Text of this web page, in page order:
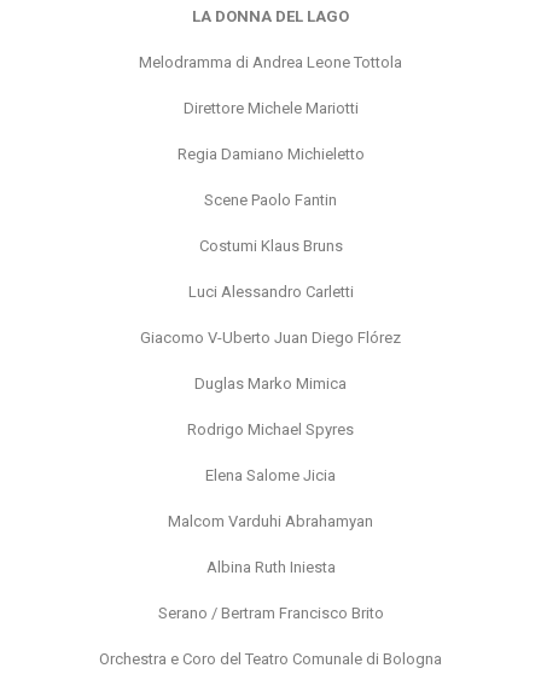
LA DONNA DEL LAGO
Melodramma di Andrea Leone Tottola
Direttore Michele Mariotti
Regia Damiano Michieletto
Scene Paolo Fantin
Costumi Klaus Bruns
Luci Alessandro Carletti
Giacomo V-Uberto Juan Diego Flórez
Duglas Marko Mimica
Rodrigo Michael Spyres
Elena Salome Jicia
Malcom Varduhi Abrahamyan
Albina Ruth Iniesta
Serano / Bertram Francisco Brito
Orchestra e Coro del Teatro Comunale di Bologna